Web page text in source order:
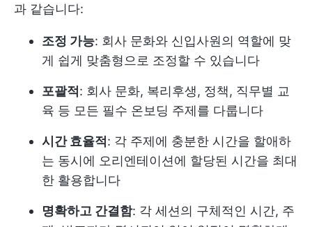
과 같습니다:
조정 가능: 회사 문화와 신입사원의 역할에 맞
게 쉽게 맞춤형으로 조정할 수 있습니다
포괄적 : 회사 문화, 복리후생, 정책, 직무별 교
육 등 모든 필수 온보딩 주제를 다룹니다
시간 효율적 : 각 주제에 충분한 시간을 할애하
는 동시에 오리엔테이션에 할당된 시간을 최대
한 활용합니다
명확하고 간결함: 각 세션의 구체적인 시간, 주